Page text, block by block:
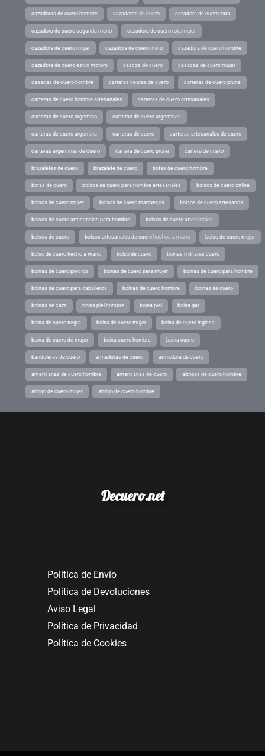
cazadoras de cuero hombre cazadoras de cuero cazadora de cuero zara
cazadora de cuero segunda mano cazadora de cuero roja mujer
cazadora de cuero mujer cazadora de cuero moto cazadora de cuero hombre
cazadora de cuero estilo motero cascos de cuero casacas de cuero mujer
casacas de cuero hombre carteras negras de cuero carteras de cuero prune
carteras de cuero hombre artesanales carteras de cuero artesanales
carteras de cuero argentino carteras de cuero argentinas
carteras de cuero argentina carteras de cuero carteras artesanales de cuero
carteras argentinas de cuero cartera de cuero prune cartera de cuero
brazaletes de cuero brazalete de cuero botas de cuero hombre
botas de cuero bolsos de cuero para hombre artesanales bolsos de cuero online
bolsos de cuero mujer bolsos de cuero marruecos bolsos de cuero artesanos
bolsos de cuero artesanales para hombre bolsos de cuero artesanales
bolsos de cuero bolsos artesanales de cuero hechos a mano bolso de cuero mujer
bolso de cuero hecho a mano bolso de cuero boinas militares cuero
boinas de cuero precios boinas de cuero para mujer boinas de cuero para hombre
boinas de cuero para caballeros boinas de cuero hombre boinas de cuero
boinas de caza boina piel hombre boina piel boina gar
boina de cuero negra boina de cuero mujer boina de cuero inglesa
boina de cuero de mujer boina cuero hombre boina cuero
bandoleras de cuero armaduras de cuero armadura de cuero
americanas de cuero hombre americanas de cuero abrigos de cuero hombre
abrigo de cuero mujer abrigo de cuero hombre
Decuero.net
Política de Envío
Política de Devoluciones
Aviso Legal
Política de Privacidad
Política de Cookies